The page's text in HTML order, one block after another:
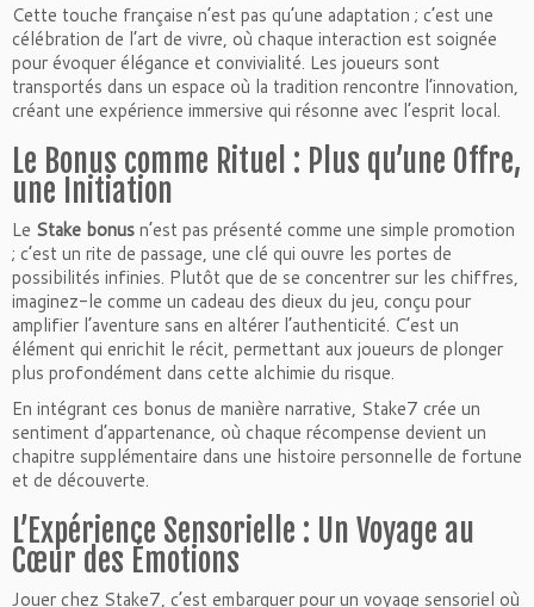
Cette touche française n’est pas qu’une adaptation ; c’est une
célébration de l’art de vivre, où chaque interaction est soignée
pour évoquer élégance et convivialité. Les joueurs sont
transportés dans un espace où la tradition rencontre l’innovation,
créant une expérience immersive qui résonne avec l’esprit local.
Le Bonus comme Rituel : Plus qu’une Offre,
une Initiation
Le Stake bonusn’est pas présenté comme une simple promotion
; c’est un rite de passage, une clé qui ouvre les portes de
possibilités infinies. Plutôt que de se concentrer sur les chiffres,
imaginez-le comme un cadeau des dieux du jeu, conçu pour
amplifier l’aventure sans en altérer l’authenticité. C’est un
élément qui enrichit le récit, permettant aux joueurs de plonger
plus profondément dans cette alchimie du risque.
En intégrant ces bonus de manière narrative, Stake7 crée un
sentiment d’appartenance, où chaque récompense devient un
chapitre supplémentaire dans une histoire personnelle de fortune
et de découverte.
L’Expérience Sensorielle : Un Voyage au
Cœur des Émotions
Jouer chez Stake7, c’est embarquer pour un voyage sensoriel où